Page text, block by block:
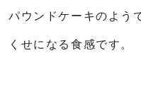
パウンドケーキのよう
くせになる食感です。